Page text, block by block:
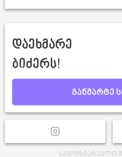
დაეხმარე
ბიძერს!
განმარტე
სამომხმარებლო